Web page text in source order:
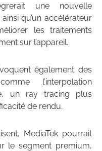
une nouvelle
qu’un accélérateur
les traitements
sur l’appareil.
également des
l’interpolation
un ray tracing plus
de rendu.
MediaTek pourrait
le segment premium,